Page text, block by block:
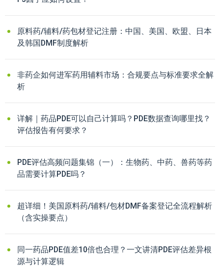
原料药/辅料/药包材登记注册：中国、美国、欧盟、日本
及韩国DMF制度解析
非药企如何进军药用辅料市场：合规要点与标准要求全解
析
详解｜药品PDE可以自己计算吗？PDE数据查询哪里找？
评估报告有何要求？
PDE评估高频问题集锦（一）：生物药、中药、兽药等药
品需要计算PDE吗？
超详细！美国原料药/辅料/包材DMF备案登记全流程解析
（含实操要点）
同一药品PDE值差10倍也合理？一文讲清PDE评估差异根
源与计算逻辑